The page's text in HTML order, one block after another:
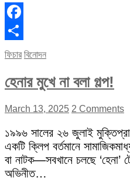
Facebook
Share
ফিচার বিনোদন
হেনার মুখে না বলা গল্প!
March 13, 2025 2 Comments
১৯৯৬ সালের ২৬ জুলাই
একটি ক্লিপ বর্তমানে
বা নাটক—সবখানে চলছে ‘হেনা’
অভিনীত…